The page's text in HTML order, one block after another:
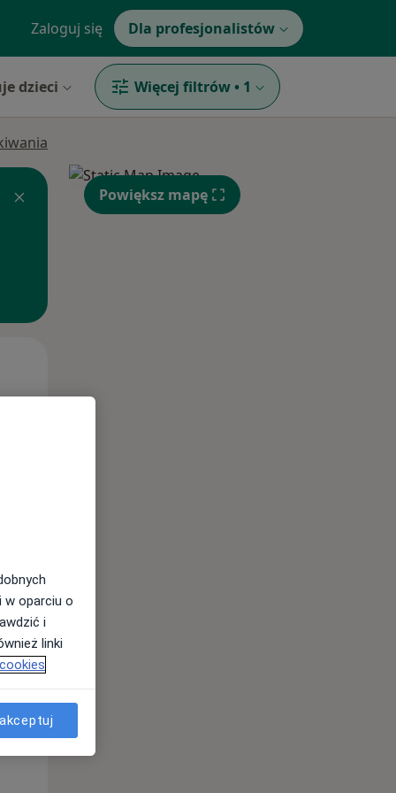
Zaloguj się Dla profesjonalistów
dzieci Więcej filtrów • 1
Śr,
12 Sie
Powiększ mapę
w oparciu o
i
linki